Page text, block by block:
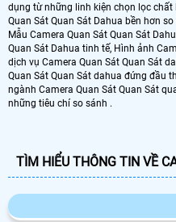
dụng từ những linh kiện chọn lọc
Quan Sát Quan Sát Dahua bền hơn
Mẫu Camera Quan Sát Quan Sát
Quan Sát Dahua tinh tế, Hình ảnh
dịch vụ Camera Quan Sát Quan Sát
Quan Sát Quan Sát dahua đứng đầu
ngành Camera Quan Sát Quan Sát
những tiêu chí so sánh .
TÌM HIỂU THÔNG TIN VỀ